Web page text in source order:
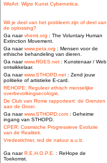
WisArt: Wijze Kunst Cybernetica.
Wil je deel van het probleem zijn of deel van
de oplossing?
Ga naarvhemt.org : The Voluntary Human
Extinction Movement.
Ga naarwww.peta.org : Mensen voor de
ethische behandeling van dieren.
Ga naarwww.RGES.net : Kunstenaar / Web
ontwikkelaar.
Ga naarwww.STHOPD.net : Zend jouw
politieke of artistieke E-card.
REHOPE: Reguleer ethisch menselijke
overbevolkingsecologie.
De Club van Rome rapporteert: de Grenzen
aan de Groei.
Ga naarwww.STHOPD.com : Geheime
ingang van STHOPD.
CPER: Cosmische Progressieve Evolutie
van de Realiteit.
Vredestichter, red de natuur a.u.b.
Ga naarR.E.H.O.P.E. : ReHope de
Toekomst.